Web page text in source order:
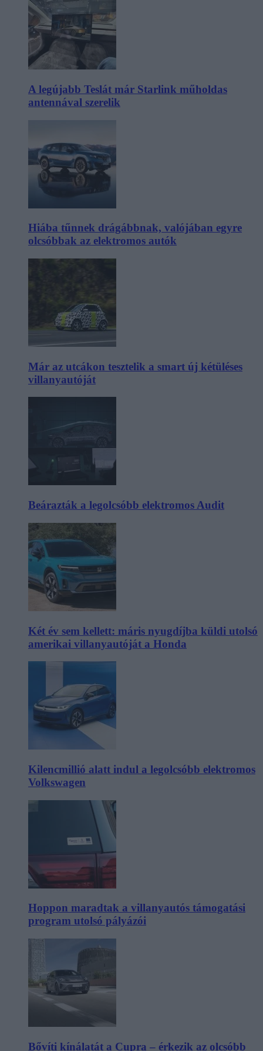
A legújabb Teslát már Starlink műholdas
antennával szerelik
Hiába tűnnek drágábbnak, valójában egyre
olcsóbbak az elektromos autók
Már az utcákon tesztelik a smart új kétüléses
villanyautóját
Beárazták a legolcsóbb elektromos Audit
Két év sem kellett: máris nyugdíjba küldi utolsó
amerikai villanyautóját a Honda
Kilencmillió alatt indul a legolcsóbb elektromos
Volkswagen
Hoppon maradtak a villanyautós támogatási
program utolsó pályázói
Bővíti kínálatát a Cupra – érkezik az olcsóbb